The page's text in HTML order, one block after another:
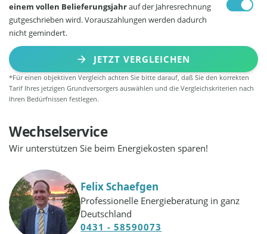
einem vollen Belieferungsjahrauf der Jahresrechnung
gutgeschrieben wird. Vorauszahlungen werden dadurch
nicht gemindert.
JETZT VERGLEICHEN
*Für einen objektiven Vergleich achten Sie bitte darauf, daß Sie den korrekten
Tarif Ihres jetzigen Grundversorgers auswählen und die Vergleichskriterien nach
Ihren Bedürfnissen festlegen.
Wechselservice
Wir unterstützen Sie beim Energiekosten sparen!
Felix Schaefgen
Professionelle Energieberatung in ganz
Deutschland
0431 - 58590073